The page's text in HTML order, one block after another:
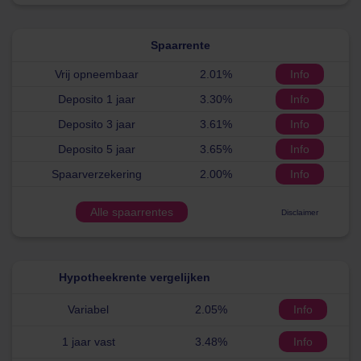
Spaarrente
Vrij opneembaar 2.01%
Info
Deposito 1 jaar
3.30%
Info
Deposito 3 jaar
3.61%
Info
Deposito 5 jaar
3.65%
Info
Spaarverzekering
2.00% Info
Alle spaarrentes Disclaimer
Hypotheekrente vergelijken
Variabel 2.05% Info
1 jaar vast 3.48% Info